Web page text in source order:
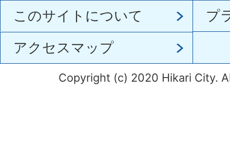
このサイトについて
プ
アクセスマップ
Copyright (c) 2020 Hikari City.